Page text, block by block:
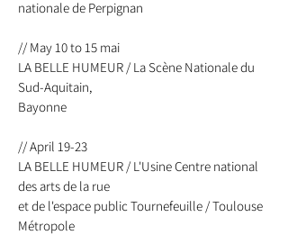
nationale de Perpignan
// May 10 to 15 mai
LA BELLE HUMEUR / La Scène Nationale du
Sud-Aquitain,
Bayonne
// April 19-23
LA BELLE HUMEUR / L'Usine Centre national
des arts de la rue
et de l'espace public Tournefeuille / Toulouse
Métropole